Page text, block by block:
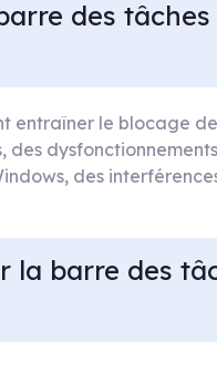
des
entraîner le blocage
des
des
la barre des